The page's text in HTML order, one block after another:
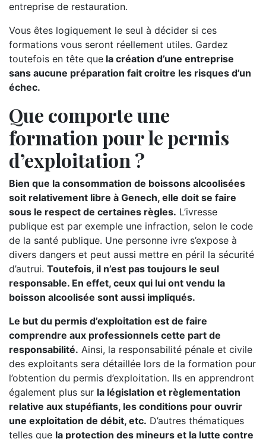
entreprise de restauration.
Vous êtes logiquement le seul à décider si ces
formations vous seront réellement utiles. Gardez
toutefois en tête que la création d’une entreprise
sans aucune préparation fait croitre les risques d’un
échec.
Que comporte une
formation pour le permis
d’exploitation ?
Bien que la consommation de boissons alcoolisées
soit relativement libre à Genech, elle doit se faire
sous le respect de certaines règles. L’ivresse
publique est par exemple une infraction, selon le code
de la santé publique. Une personne ivre s’expose à
divers dangers et peut aussi mettre en péril la sécurité
d’autrui. Toutefois, il n’est pas toujours le seul
responsable. En effet, ceux qui lui ont vendu la
boisson alcoolisée sont aussi impliqués.
Le but du permis d’exploitation est de faire
comprendre aux professionnels cette part de
responsabilité. Ainsi, la responsabilité pénale et civile
des exploitants sera détaillée lors de la formation pour
l’obtention du permis d’exploitation. Ils en apprendront
également plus sur la législation et règlementation
relative aux stupéfiants, les conditions pour ouvrir
une exploitation de débit, etc. D’autres thématiques
telles que la protection des mineurs et la lutte contre